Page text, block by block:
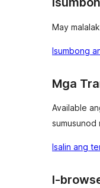
May
Isumbong
Mga
Available
sumusunod
Isalin ang
I-